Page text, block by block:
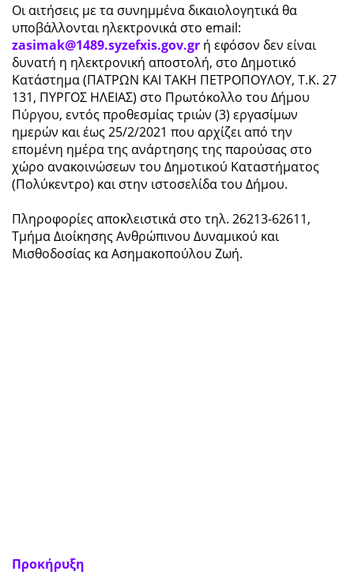
Οι αιτήσεις με τα συνημμένα δικαιολογητικά θα
υποβάλλονται ηλεκτρονικά στο email:
zasimak@1489.syzefxis.gov.gr ή εφόσον δεν είναι
δυνατή η ηλεκτρονική αποστολή, στο Δημοτικό
Κατάστημα (ΠΑΤΡΩΝ ΚΑΙ ΤΑΚΗ ΠΕΤΡΟΠΟΥΛΟΥ, Τ.Κ. 27
131, ΠΥΡΓΟΣ ΗΛΕΙΑΣ) στο Πρωτόκολλο του Δήμου
Πύργου, εντός προθεσμίας τριών (3) εργασίμων
ημερών και έως 25/2/2021 που αρχίζει από την
επομένη ημέρα της ανάρτησης της παρούσας στο
χώρο ανακοινώσεων του Δημοτικού Καταστήματος
(Πολύκεντρο) και στην ιστοσελίδα του Δήμου.
Πληροφορίες αποκλειστικά στο τηλ. 26213-62611,
Τμήμα Διοίκησης Ανθρώπινου Δυναμικού και
Μισθοδοσίας κα Ασημακοπούλου Ζωή.
Προκήρυξη